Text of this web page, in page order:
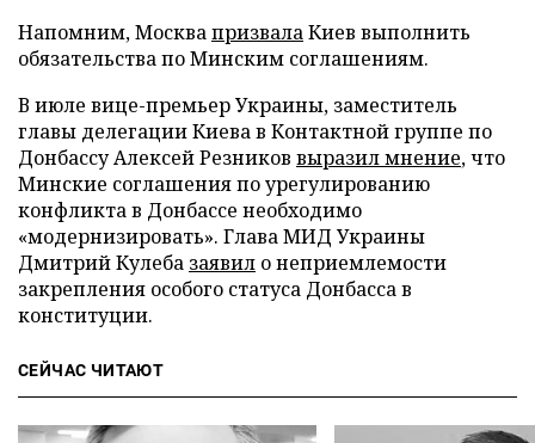
Напомним, МосквапризвалаКиев выполнить
обязательства по Минским соглашениям.
В июле вице-премьер Украины, заместитель
главы делегации Киева в Контактной группе по
Донбассу Алексей Резников выразил мнение, что
Минские соглашения по урегулированию
конфликта в Донбассе необходимо
«модернизировать». Глава МИД Украины
Дмитрий Кулеба заявил о неприемлемости
закрепления особого статуса Донбасса в
конституции.
СЕЙЧАС ЧИТАЮТ